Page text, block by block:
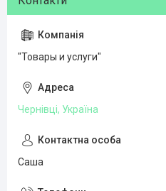
"Товары и услуги"
Чернівці, Україна
Саша